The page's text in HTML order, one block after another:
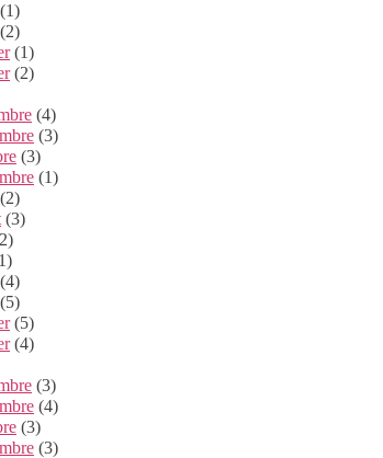
(1)
(2)
(1)
(2)
(4)
(3)
(3)
(1)
(2)
(3)
(4)
(5)
(5)
(4)
(3)
(4)
(3)
(3)